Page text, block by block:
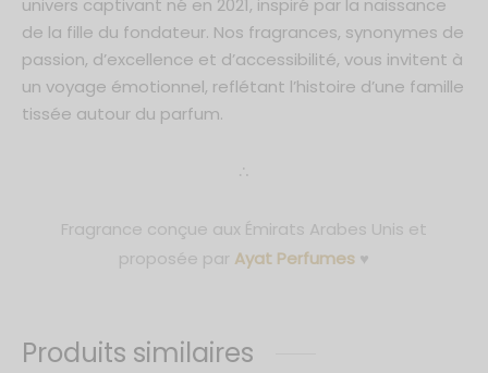
univers captivant né en 2021, inspiré par la naissance
de la fille du fondateur. Nos fragrances, synonymes de
passion, d’excellence et d’accessibilité, vous invitent à
un voyage émotionnel, reflétant l’histoire d’une famille
tissée autour du parfum.
∴
Fragrance conçue aux Émirats Arabes Unis et
proposée par Ayat Perfumes ♥
Produits similaires